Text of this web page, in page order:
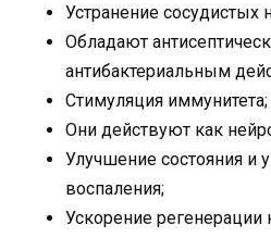
Устранение сосудистых
Обладают
антибактериальным
Стимуляция иммунитета;
Они действуют как
Улучшение состояния и
воспаления;
Ускорение регенерации